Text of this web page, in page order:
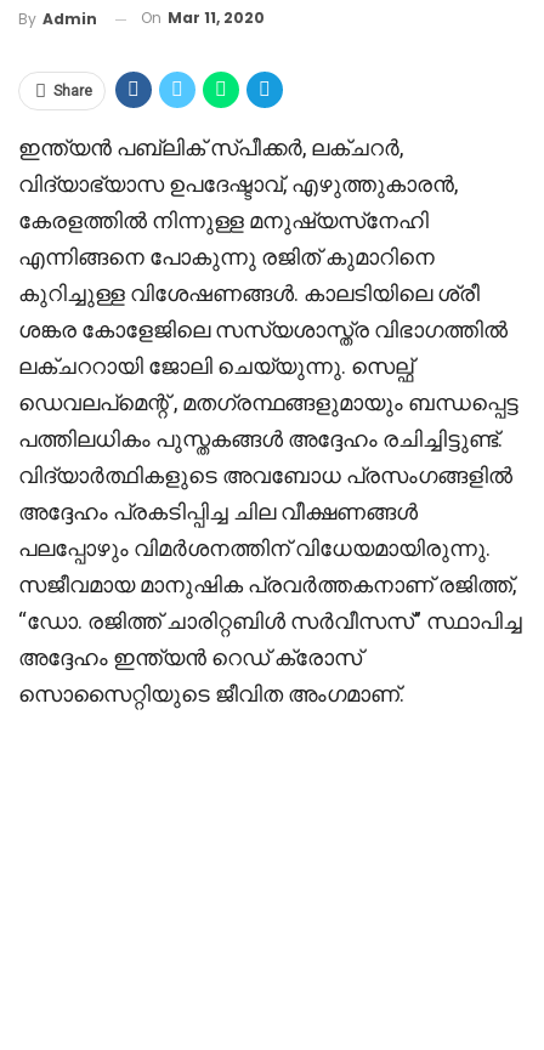
By Admin On Mar 11, 2020
Share
ഇന്ത്യൻ പബ്ലിക് സ്പീക്കർ, ലക്ചറർ,
വിദ്യാഭ്യാസ ഉപദേഷ്ടാവ്, എഴുത്തുകാരൻ,
കേരളത്തിൽ നിന്നുള്ള മനുഷ്യസ്‌നേഹി
എന്നിങ്ങനെ പോകുന്നു രജിത് കുമാറിനെ
കുറിച്ചുള്ള വിശേഷണങ്ങൾ. കാലടിയിലെ ശ്രീ
ശങ്കര കോളേജിലെ സസ്യശാസ്ത്ര വിഭാഗത്തിൽ
ലക്ചററായി ജോലി ചെയ്യുന്നു. സെല്ഫ്
ഡെവലപ്മെന്റ് , മതഗ്രന്ഥങ്ങളുമായും ബന്ധപ്പെട്ട
പത്തിലധികം പുസ്തകങ്ങൾ അദ്ദേഹം രചിച്ചിട്ടുണ്ട്.
വിദ്യാർത്ഥികളുടെ അവബോധ പ്രസംഗങ്ങളിൽ
അദ്ദേഹം പ്രകടിപ്പിച്ച ചില വീക്ഷണങ്ങൾ
പലപ്പോഴും വിമർശനത്തിന് വിധേയമായിരുന്നു.
സജീവമായ മാനുഷിക പ്രവർത്തകനാണ് രജിത്ത്,
“ഡോ. രജിത്ത് ചാരിറ്റബിൾ സർവീസസ്” സ്ഥാപിച്ച
അദ്ദേഹം ഇന്ത്യൻ റെഡ് ക്രോസ്
സൊസൈറ്റിയുടെ ജീവിത അംഗമാണ്.